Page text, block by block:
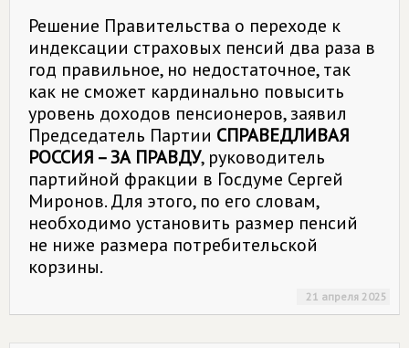
Решение Правительства о переходе к
индексации страховых пенсий два раза в
год правильное, но недостаточное, так
как не сможет кардинально повысить
уровень доходов пенсионеров, заявил
Председатель Партии СПРАВЕДЛИВАЯ
РОССИЯ – ЗА ПРАВДУ, руководитель
партийной фракции в Госдуме Сергей
Миронов. Для этого, по его словам,
необходимо установить размер пенсий
не ниже размера потребительской
корзины.
21 апреля 2025